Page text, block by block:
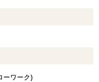
ーワーク)